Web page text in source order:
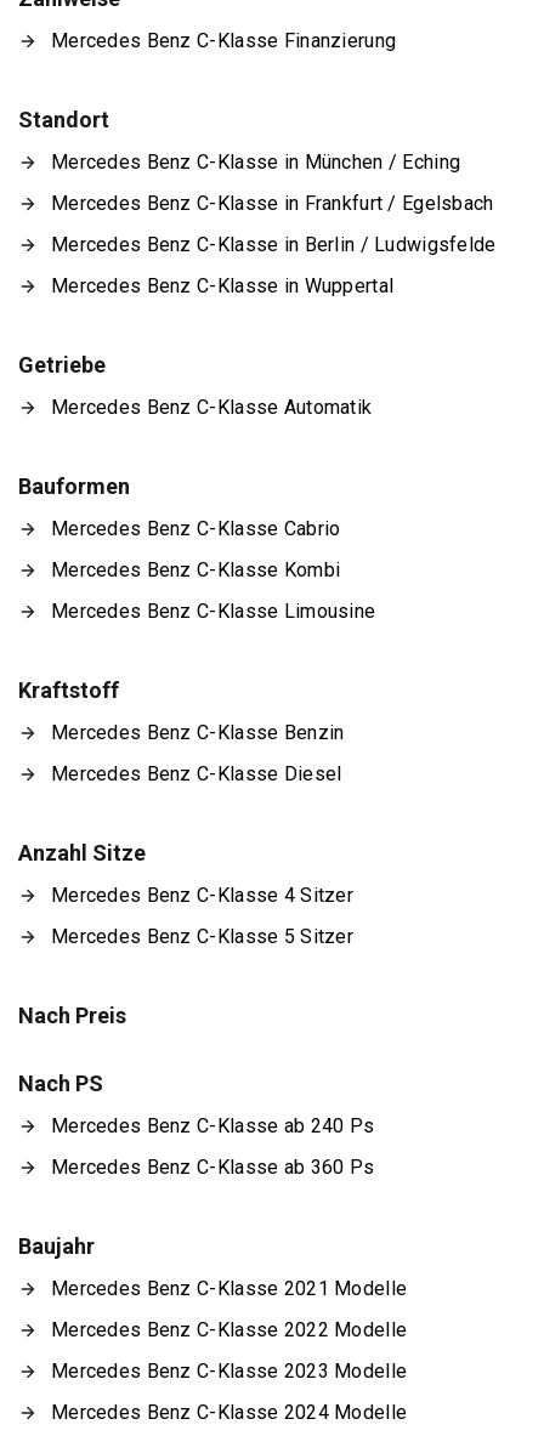
Mercedes Benz C-Klasse Finanzierung
Standort
Mercedes Benz C-Klasse in München / Eching
Mercedes Benz C-Klasse in Frankfurt / Egelsbach
Mercedes Benz C-Klasse in Berlin / Ludwigsfelde
Mercedes Benz C-Klasse in Wuppertal
Getriebe
Mercedes Benz C-Klasse Automatik
Bauformen
Mercedes Benz C-Klasse Cabrio
Mercedes Benz C-Klasse Kombi
Mercedes Benz C-Klasse Limousine
Kraftstoff
Mercedes Benz C-Klasse Benzin
Mercedes Benz C-Klasse Diesel
Anzahl Sitze
Mercedes Benz C-Klasse 4 Sitzer
Mercedes Benz C-Klasse 5 Sitzer
Nach Preis
Nach PS
Mercedes Benz C-Klasse ab 240 Ps
Mercedes Benz C-Klasse ab 360 Ps
Baujahr
Mercedes Benz C-Klasse 2021 Modelle
Mercedes Benz C-Klasse 2022 Modelle
Mercedes Benz C-Klasse 2023 Modelle
Mercedes Benz C-Klasse 2024 Modelle